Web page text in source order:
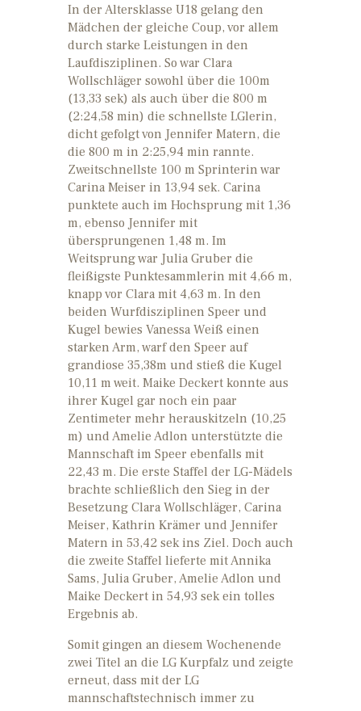
In der Altersklasse U18 gelang den
Mädchen der gleiche Coup, vor allem
durch starke Leistungen in den
Laufdisziplinen. So war Clara
Wollschläger sowohl über die 100m
(13,33 sek) als auch über die 800 m
(2:24,58 min) die schnellste LGlerin,
dicht gefolgt von Jennifer Matern, die
die 800 m in 2:25,94 min rannte.
Zweitschnellste 100 m Sprinterin war
Carina Meiser in 13,94 sek. Carina
punktete auch im Hochsprung mit 1,36
m, ebenso Jennifer mit
übersprungenen 1,48 m. Im
Weitsprung war Julia Gruber die
fleißigste Punktesammlerin mit 4,66 m,
knapp vor Clara mit 4,63 m. In den
beiden Wurfdisziplinen Speer und
Kugel bewies Vanessa Weiß einen
starken Arm, warf den Speer auf
grandiose 35,38m und stieß die Kugel
10,11 m weit. Maike Deckert konnte aus
ihrer Kugel gar noch ein paar
Zentimeter mehr herauskitzeln (10,25
m) und Amelie Adlon unterstützte die
Mannschaft im Speer ebenfalls mit
22,43 m. Die erste Staffel der LG-Mädels
brachte schließlich den Sieg in der
Besetzung Clara Wollschläger, Carina
Meiser, Kathrin Krämer und Jennifer
Matern in 53,42 sek ins Ziel. Doch auch
die zweite Staffel lieferte mit Annika
Sams, Julia Gruber, Amelie Adlon und
Maike Deckert in 54,93 sek ein tolles
Ergebnis ab.
Somit gingen an diesem Wochenende
zwei Titel an die LG Kurpfalz und zeigte
erneut, dass mit der LG
mannschaftstechnisch immer zu